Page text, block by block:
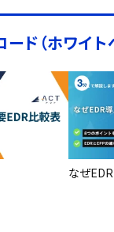
ド（ホワイト
なぜ